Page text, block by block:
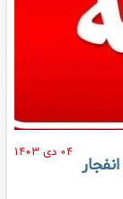
۰۴ دی ۱۴۰۳
انفجار